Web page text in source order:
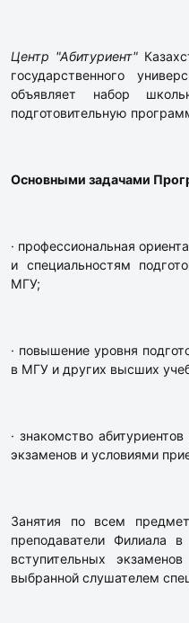
Центр "Абитуриент"
государственного
объявляет набор
подготовительную
Основными задачами
· профессиональная
и специальностям
МГУ;
· повышение уровня
в МГУ и других высших
· знакомство
экзаменов и условиями
Занятия по всем
преподаватели Филиала
вступительных
выбранной слушателем